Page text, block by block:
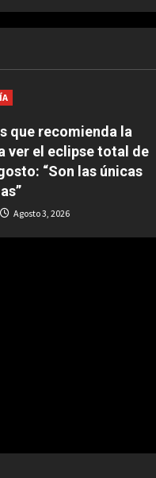
que recomienda la
ver el eclipse total de
“Son las únicas
Agosto 3, 2026